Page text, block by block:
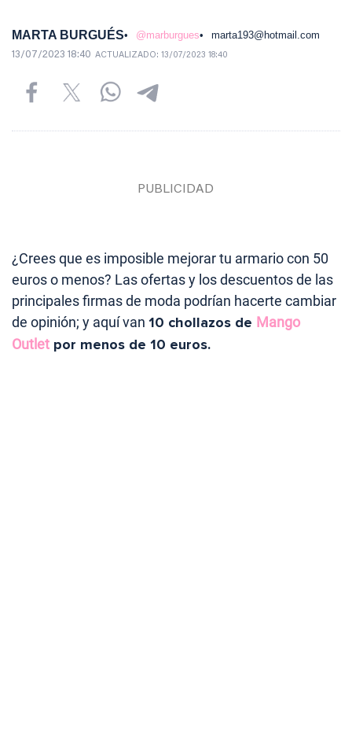
MARTA BURGUÉS @marburgues marta193@hotmail.com
13/07/2023 18:40 ACTUALIZADO: 13/07/2023 18:40
¿Crees que es imposible mejorar tu armario con 50
euros o menos? Las ofertas y los descuentos de las
principales firmas de moda podrían hacerte cambiar
de opinión; y aquí van 10 chollazos de Mango
Outlet por menos de 10 euros.